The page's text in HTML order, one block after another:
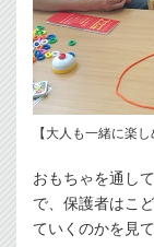
【大人も一緒に楽
おもちゃを通し
で、保護者はこ
ていくのかを見